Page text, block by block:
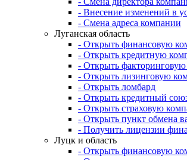
- Внесение изменений в
- Смена адреса компании
Луганская область
- Открыть финансовую
- Открыть кредитную
- Открыть
- Открыть лизинговую
- Открыть ломбард
- Открыть кредитный
- Открыть страховую
- Открыть пункт обмена
- Получить лицензии
Луцк и область
- Открыть финансовую